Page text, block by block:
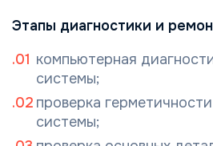
Этапы диагностики и
компьютерная
системы;
проверка
системы;